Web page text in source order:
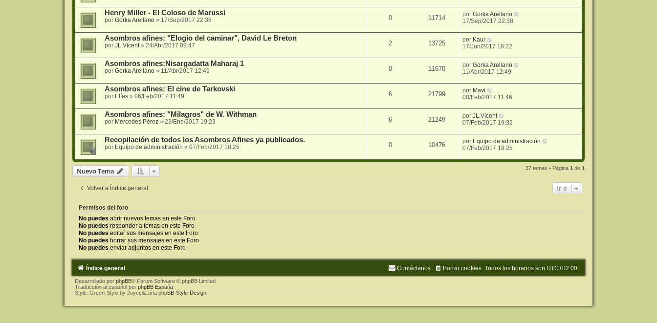
Henry Miller - El Coloso de Marussi
por Gorka Arellano» 17/Sep/2017 22:38 0 11714 porGorka Arellano
17/Sep/2017 22:38
Asombros afines: "Elogio del caminar", David Le Breton
por JL.Vicent» 24/Abr/2017 09:47 2 13725 por Kaur
17/Jun/2017 18:22
Asombros afines:Nisargadatta Maharaj 1
por Gorka Arellano» 11/Abr/2017 12:49 0 11670 porGorka Arellano
11/Abr/2017 12:49
Asombros afines: El cine de Tarkovski
por Elías» 06/Feb/2017 11:49 6 21799 por Mavi
08/Feb/2017 11:46
Asombros afines: "Milagros" de W. Withman
por Mercedes Pérez» 23/Ene/2017 19:23 6 21249 porJL.Vicent
07/Feb/2017 19:32
Recopilación de todos los Asombros Afines ya publicados.
por Equipo de administración » 07/Feb/2017 18:25 0 10476 por Equipo de administración
07/Feb/2017 18:25
Nuevo Tema 37 temas • Página1 de1
Volver a Índice general Ir a
Permisos del foro
No puedes abrir nuevos temas en este Foro
No puedes responder a temas en este Foro
No puedes editar sus mensajes en este Foro
No puedes borrar sus mensajes en este Foro
No puedes enviar adjuntos en este Foro
Índice general Todos los horarios son UTC+02:00
Borrar cookies
Contáctanos
Desarrollado por phpBB® Forum Software © phpBB Limited
Traducción al español por phpBB España
Style: Green-Style by Joyce&Luna phpBB-Style-Design